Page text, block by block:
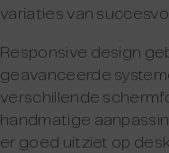
variaties van
Responsive design
geavanceerde
verschillende
handmatige
er goed uitziet op